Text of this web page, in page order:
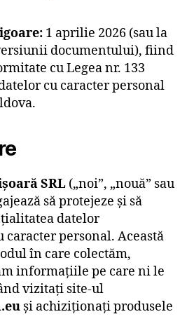
1 aprilie 2026 (sau la
documentului), fiind
cu Legea nr. 133
cu caracter personal
SRL („noi”, „nouă” sau
să protejeze și să
datelor
caracter personal. Această
în care colectăm,
informațiile pe care ni le
vizitați site-ul
și achiziționați produsele